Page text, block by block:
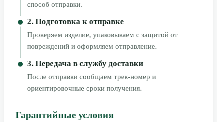
способ отправки.
2. Подготовка к отправке
Проверяем изделие, упаковываем с защитой от
повреждений и оформляем отправление.
3. Передача в службу доставки
После отправки сообщаем трек-номер и
ориентировочные сроки получения.
Гарантийные условия